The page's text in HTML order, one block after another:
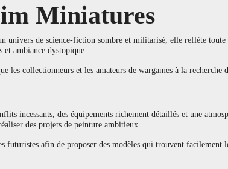
Miniatures
de science-fiction sombre et militarisé, elle reflète
ambiance dystopique.
les collectionneurs et les amateurs de wargames à la recherche
incessants, des équipements richement détaillés et une
des projets de peinture ambitieux.
afin de proposer des modèles qui trouvent facilement